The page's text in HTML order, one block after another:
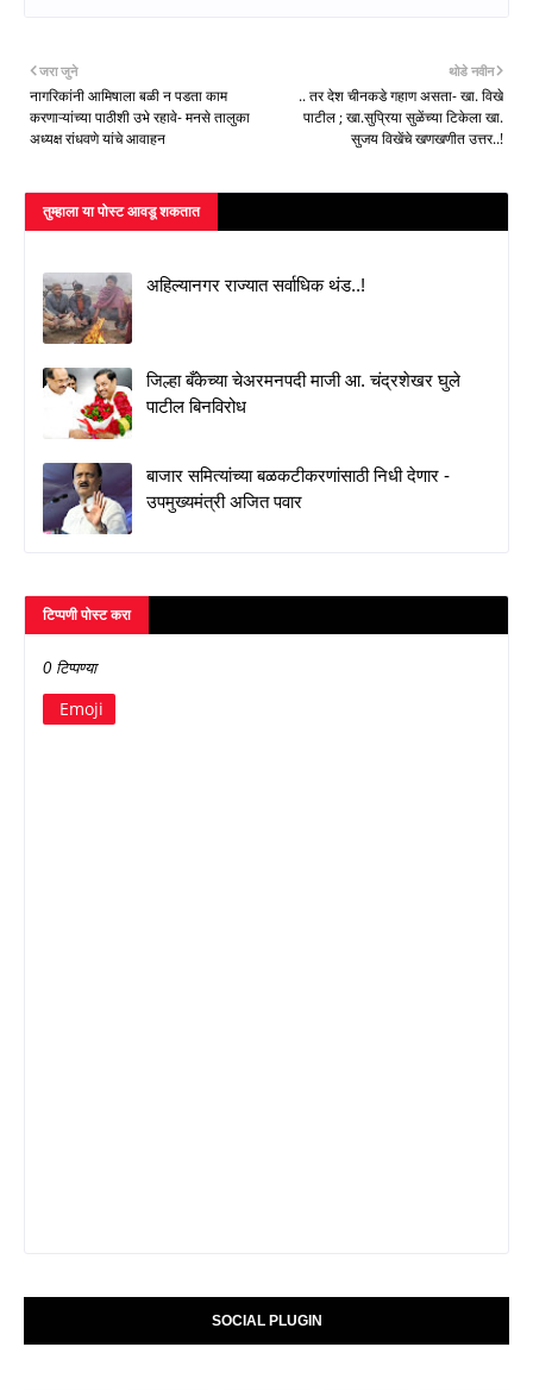
थोडे नवीन
.. तर देश चीनकडे गहाण असता- खा. विखे
पाटील ; खा.सुप्रिया सुळेंच्या टिकेला खा.
सुजय विखेंचे खणखणीत उत्तर..!
जरा जुने
नागरिकांनी आमिषाला बळी न पडता काम
करणाऱ्यांच्या पाठीशी उभे रहावे- मनसे तालुका
अध्यक्ष रांधवणे यांचे आवाहन
तुम्‍हाला या पोस्‍ट आवडू शकतात
अहिल्यानगर राज्यात सर्वाधिक थंड..!
जिल्हा बँकेच्या चेअरमनपदी माजी आ. चंद्रशेखर घुले
पाटील बिनविरोध
बाजार समित्यांच्या बळकटीकरणांसाठी निधी देणार -
उपमुख्यमंत्री अजित पवार
टिप्पणी पोस्ट करा
0 टिप्पण्या
Emoji
SOCIAL PLUGIN